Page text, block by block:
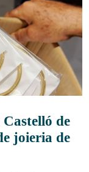
de
joieria de